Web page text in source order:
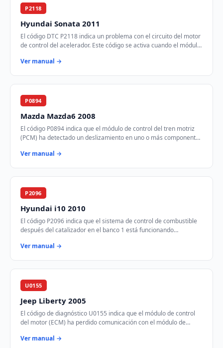
P2118
Hyundai Sonata 2011
El código DTC P2118 indica un problema con el circuito del motor
de control del acelerador. Este código se activa cuando el módulo
Ver manual →
P0894
Mazda Mazda6 2008
El código P0894 indica que el módulo de control del tren motriz
(PCM) ha detectado un deslizamiento en uno o más componentes
Ver manual →
P2096
Hyundai i10 2010
El código P2096 indica que el sistema de control de combustible
después del catalizador en el banco 1 está funcionando
Ver manual →
U0155
Jeep Liberty 2005
El código de diagnóstico U0155 indica que el módulo de control
del motor (ECM) ha perdido comunicación con el módulo de
Ver manual →